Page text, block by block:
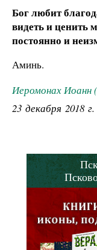
Бог любит
видеть и ценить
постоянно и
Аминь.
Иеромонах Иоанн
23 декабря 2018 г.